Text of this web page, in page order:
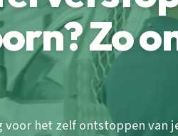
Zo
voor het zelf ontstoppen van